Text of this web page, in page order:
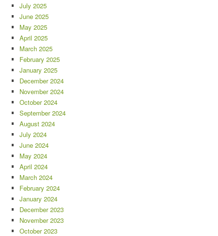
July 2025
June 2025
May 2025
April 2025
March 2025
February 2025
January 2025
December 2024
November 2024
October 2024
September 2024
August 2024
July 2024
June 2024
May 2024
April 2024
March 2024
February 2024
January 2024
December 2023
November 2023
October 2023